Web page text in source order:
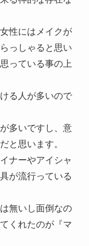
性にはメイクが
っしゃると思い
っている事の上
る人が多いので
多いですし、意
と思います。
ナーやアイシャ
が流行っている
無いし面倒なの
くれたのが『マ